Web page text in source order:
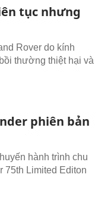
tục nhưng
Rover do kính
thường thiệt hại và
phiên bản
hành trình chu
75th Limited Editon